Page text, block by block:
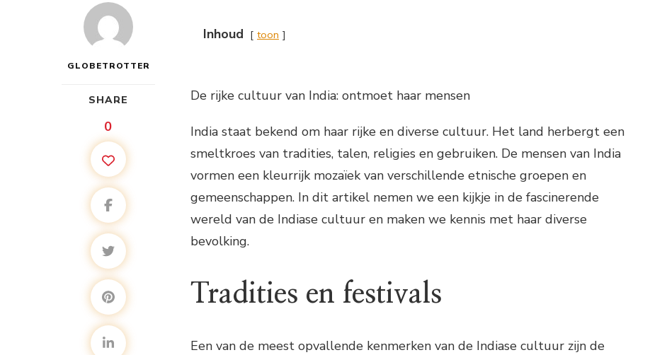
GLOBETROTTER
SHARE
0
Inhoud toon
De rijke cultuur van India: ontmoet haar mensen
India staat bekend om haar rijke en diverse cultuur. Het land herbergt een
smeltkroes van tradities, talen, religies en gebruiken. De mensen van India
vormen een kleurrijk mozaïek van verschillende etnische groepen en
gemeenschappen. In dit artikel nemen we een kijkje in de fascinerende
wereld van de Indiase cultuur en maken we kennis met haar diverse
bevolking.
Tradities en festivals
Een van de meest opvallende kenmerken van de Indiase cultuur zijn de